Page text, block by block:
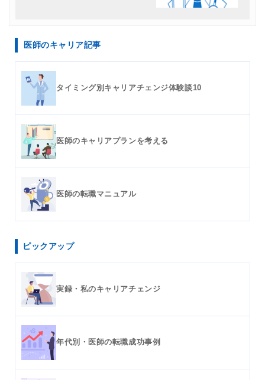
医師のキャリア記事
タイミング別キャリアチェンジ体験談10
医師のキャリアプランを考える
医師の転職マニュアル
ピックアップ
実録・私のキャリアチェンジ
年代別・医師の転職成功事例